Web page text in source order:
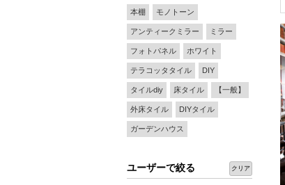
本棚 モノトーン
アンティークミラー ミラー
フォトパネル ホワイト
テラコッタタイル DIY
タイルdiy 床タイル 【一般】
外床タイル DIYタイル
ガーデンハウス
ユーザーで絞る クリア